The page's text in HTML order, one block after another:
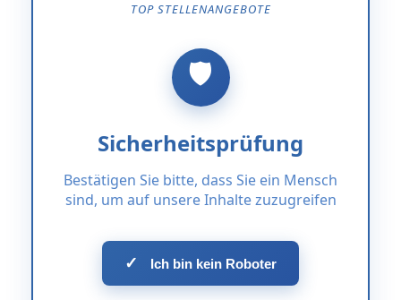
TOP STELLENANGEBOTE
Sicherheitsprüfung
Bestätigen Sie bitte, dass Sie ein Mensch
sind, um auf unsere Inhalte zuzugreifen
✓ Ich bin kein Roboter